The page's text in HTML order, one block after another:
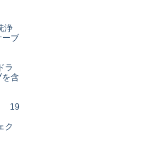
ブ
含
19
ク